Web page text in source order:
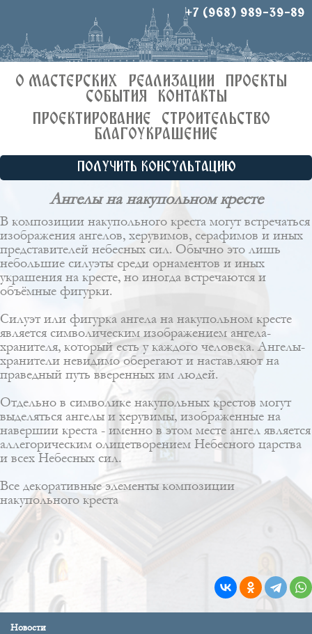
+7 (968) 989-39-89
О МАСТЕРСКИХ РЕАЛИЗАЦИИ
ПРОЕКТЫ
СОБЫТИЯ
КОНТАКТЫ
ПРОЕКТИРОВАНИЕ
СТРОИТЕЛЬСТВО
БЛАГОУКРАШЕНИЕ
ПОЛУЧИТЬ КОНСУЛЬТАЦИЮ
Ангелы на накупольном кресте
В композиции накупольного креста могут встречаться
изображения ангелов, херувимов, серафимов и иных
представителей небесных сил. Обычно это лишь
небольшие силуэты среди орнаментов и иных
украшения на кресте, но иногда встречаются и
объёмные фигурки.
Силуэт или фигурка ангела на накупольном кресте
является символическим изображением ангела-
хранителя, который есть у каждого человека. Ангелы-
хранители невидимо оберегают и наставляют на
праведный путь вверенных им людей.
Отдельно в символике накупольных крестов могут
выделяться ангелы и херувимы, изображенные на
навершии креста - именно в этом месте ангел является
аллегорическим олицетворением Небесного царства
и всех Небесных сил.
Все декоративные элементы композиции
накупольного креста
Новости